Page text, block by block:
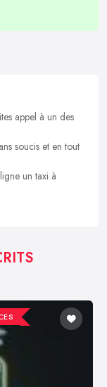
appel à un des
soucis et en tout
un taxi à